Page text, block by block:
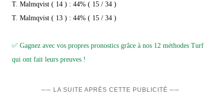
T. Malmqvist ( 14 ) : 44% ( 15 / 34 )
T. Malmqvist ( 13 ) : 44% ( 15 / 34 )
✅ Gagnez avec vos propres pronostics grâce à nos 12 méthodes Turf
qui ont fait leurs preuves !
── LA SUITE APRÈS CETTE PUBLICITÉ ──